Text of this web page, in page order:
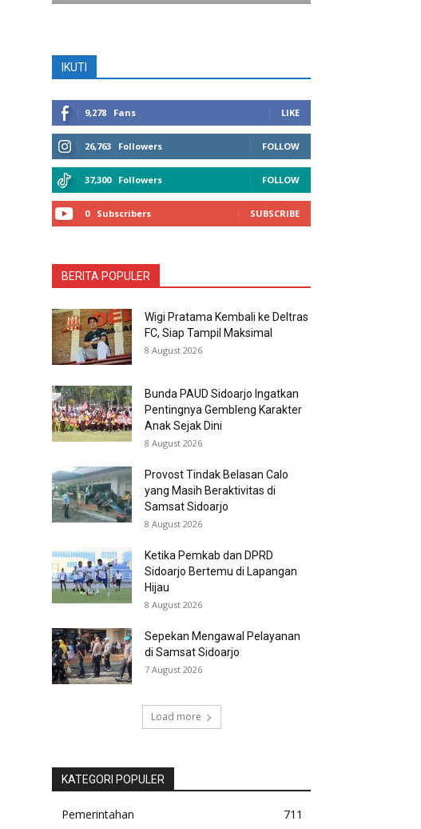
IKUTI
9,278 Fans LIKE
26,763 Followers FOLLOW
37,300 Followers FOLLOW
0 Subscribers SUBSCRIBE
BERITA POPULER
Wigi Pratama Kembali ke Deltras
FC, Siap Tampil Maksimal
8 August 2026
Bunda PAUD Sidoarjo Ingatkan
Pentingnya Gembleng Karakter
Anak Sejak Dini
8 August 2026
Provost Tindak Belasan Calo
yang Masih Beraktivitas di
Samsat Sidoarjo
8 August 2026
Ketika Pemkab dan DPRD
Sidoarjo Bertemu di Lapangan
Hijau
8 August 2026
Sepekan Mengawal Pelayanan
di Samsat Sidoarjo
7 August 2026
Load more
KATEGORI POPULER
Pemerintahan
711